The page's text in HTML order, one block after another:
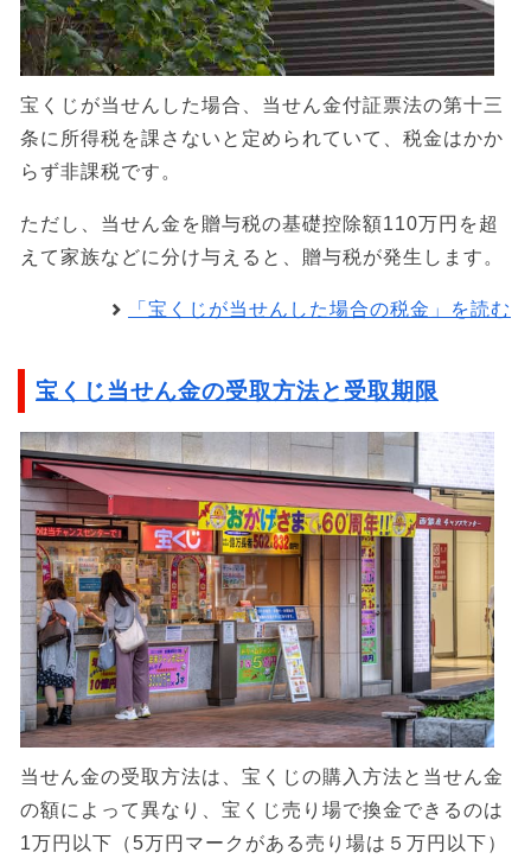
宝くじが当せんした場合、当せん金付証票法の第十三
条に所得税を課さないと定められていて、税金はかか
らず非課税です。
ただし、当せん金を贈与税の基礎控除額110万円を超
えて家族などに分け与えると、贈与税が発生します。
「宝くじが当せんした場合の税金」を読む
宝くじ当せん金の受取方法と受取期限
当せん金の受取方法は、宝くじの購入方法と当せん金
の額によって異なり、宝くじ売り場で換金できるのは
1万円以下（5万円マークがある売り場は５万円以下）